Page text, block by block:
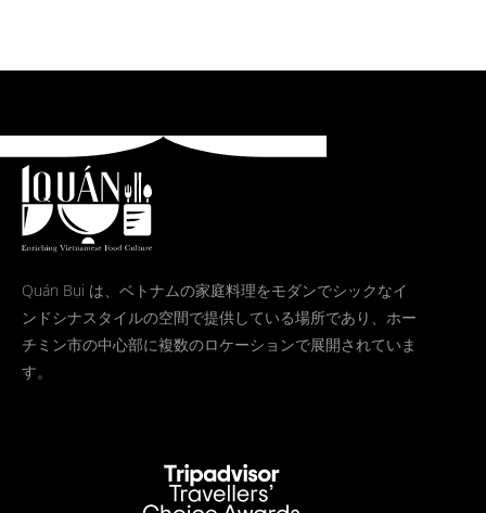
Quán Bụi は、ベトナムの家庭料理をモダンでシックなイ
ンドシナスタイルの空間で提供している場所であり、ホー
チミン市の中心部に複数のロケーションで展開されていま
す。